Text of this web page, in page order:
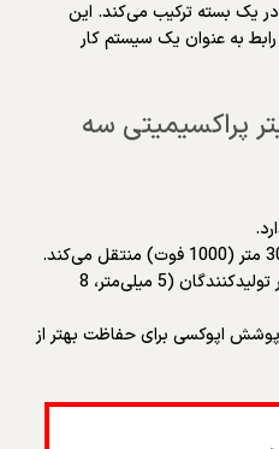
در یک بسته ترکیب می‌کند. این
به عنوان یک سیستم کار
پراکسیمیتی سه
سازگار با پروب‌های مجاورتی سایر تولیدکنندگان (5 میلی‌متر، 8
اپوکسی برای حفاظت بهتر از